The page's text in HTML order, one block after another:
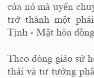
của nó mà uyển
trở thành một
Tịnh - Mật hòa
Theo dòng giáo sử
thái và tư tưởng